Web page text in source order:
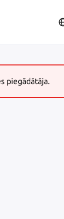
piegādātāja.